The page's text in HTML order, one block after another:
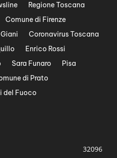
Regione Toscana
Comune di Firenze
Coronavirus Toscana
Enrico Rossi
Sara Funaro
Pisa
di Prato
del Fuoco
32096